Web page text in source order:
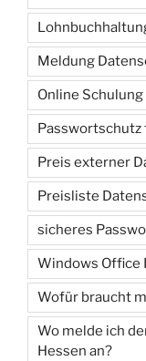
Meldung
Online Schulung
Passwortschutz
Preis externer
Preisliste
sicheres
Windows Office
Wofür braucht
Wo melde ich
Hessen an?